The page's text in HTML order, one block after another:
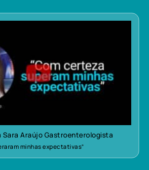
Sara Araújo Gastroenterologista
minhas expectativas”